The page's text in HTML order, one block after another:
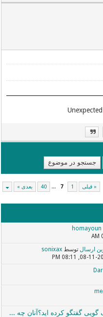
« قبلی 1
7
...
40 بعدی »
homayoun
ارسال توسطsonixax
08-11-2016,
گفتگو کرده اید؟آنان چه ...